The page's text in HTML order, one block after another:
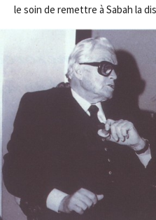
le soin de remettre à Sabah la